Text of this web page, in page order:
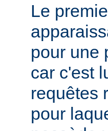
Le
pour une
car c'est
requêtes
pour